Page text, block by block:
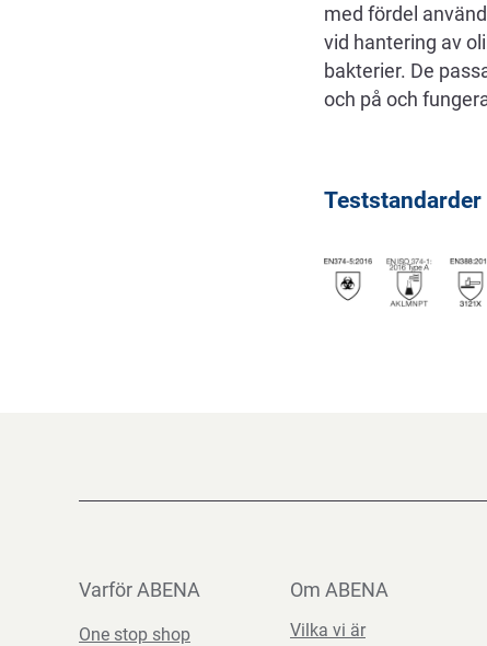
med fördel
vid hantering av
bakterier. De
och på och
Teststandarder
Varför ABENA
One stop shop
Om ABENA
Vilka vi är